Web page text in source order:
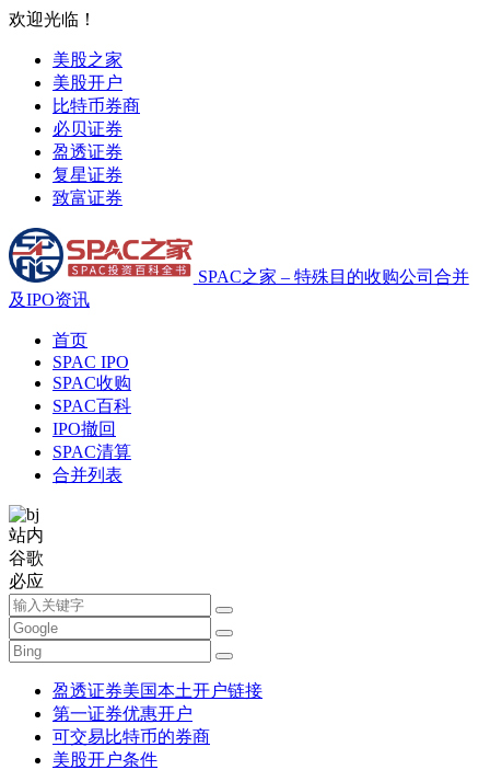
欢迎光临！
美股之家
美股开户
比特币券商
必贝证券
盈透证券
复星证券
致富证券
SPAC之家 – 特殊目的收购公司合并
及IPO资讯
首页
SPAC IPO
SPAC收购
SPAC百科
IPO撤回
SPAC清算
合并列表
站内
谷歌
必应
盈透证券美国本土开户链接
第一证券优惠开户
可交易比特币的券商
美股开户条件